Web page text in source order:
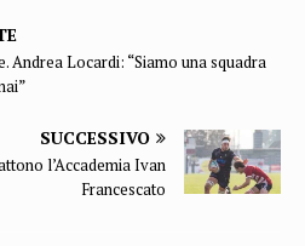
Andrea Locardi: “Siamo una squadra
SUCCESSIVO
l’Accademia Ivan
Francescato